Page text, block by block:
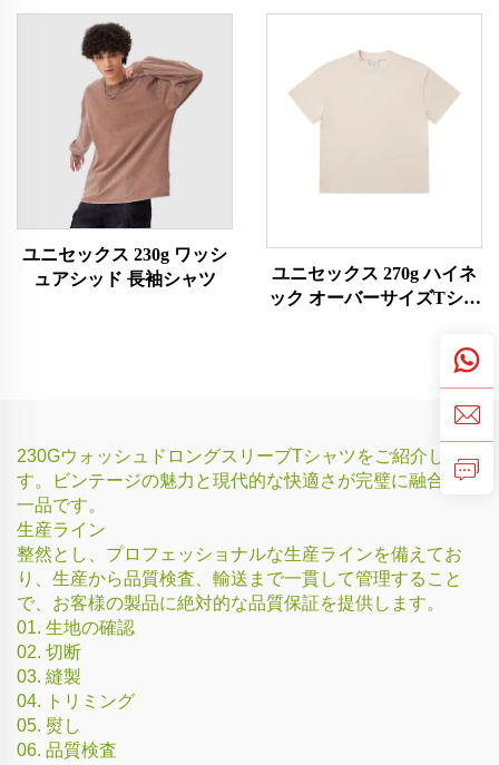
ユニセックス 230g ワッシ
ュアシッド 長袖シャツ
ユニセックス 270g ハイネ
ック オーバーサイズTシャ
230GウォッシュドロングスリーブTシャツをご紹介しま
す。ビンテージの魅力と現代的な快適さが完璧に融合した
一品です。
生産ライン
整然とし、プロフェッショナルな生産ラインを備えてお
り、生産から品質検査、輸送まで一貫して管理すること
で、お客様の製品に絶対的な品質保証を提供します。
01. 生地の確認
02. 切断
03. 縫製
04. トリミング
05. 熨し
06. 品質検査